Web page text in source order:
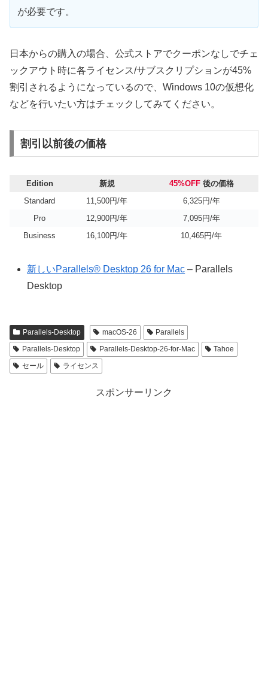
が必要です。
日本からの購入の場合、公式ストアでクーポンなしでチェ
ックアウト時に各ライセンス/サブスクリプションが45%
割引されるようになっているので、Windows 10の仮想化
などを行いたい方はチェックしてみてください。
割引以前後の価格
Edition 新規 45%OFF後の価格
Standard
11,500円/年
6,325円/年
Pro
12,900円/年
7,095円/年
Business
16,100円/年 10,465円/年
新しいParallels® Desktop 26 for Mac – Parallels
Desktop
Parallels-Desktop macOS-26
Parallels
Parallels-Desktop
Parallels-Desktop-26-for-Mac
Tahoe
セール
ライセンス
スポンサーリンク